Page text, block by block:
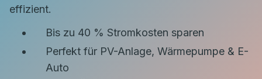
effizient.
Bis zu 40 % Stromkosten sparen
Perfekt für PV-Anlage, Wärmepumpe & E-
Auto